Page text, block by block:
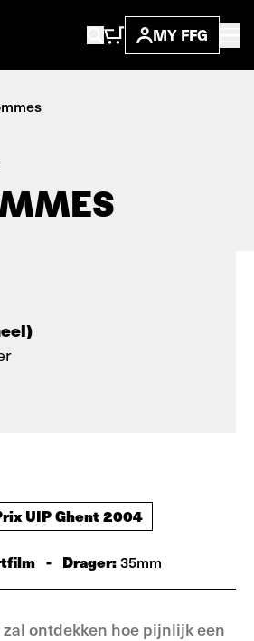
MY FFG
UIP Ghent 2004
- Drager:35mm
ontdekken hoe pijnlijk een